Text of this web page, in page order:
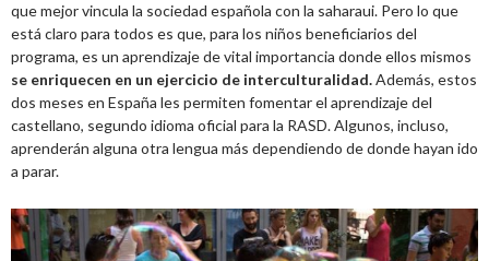
que mejor vincula la sociedad española con la saharaui. Pero lo que
está claro para todos es que, para los niños beneficiarios del
programa, es un aprendizaje de vital importancia donde ellos mismos
se enriquecen en un ejercicio de interculturalidad.Además, estos
dos meses en España les permiten fomentar el aprendizaje del
castellano, segundo idioma oficial para la RASD. Algunos, incluso,
aprenderán alguna otra lengua más dependiendo de donde hayan ido
a parar.